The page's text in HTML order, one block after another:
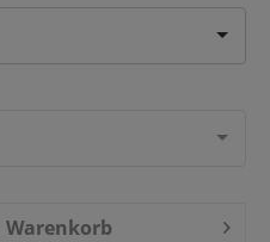
Warenkorb